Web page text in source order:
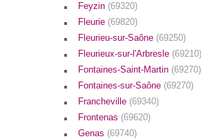
Feyzin (69320)
Fleurie (69820)
Fleurieu-sur-Saône (69250)
Fleurieux-sur-l'Arbresle (69210)
Fontaines-Saint-Martin (69270)
Fontaines-sur-Saône (69270)
Francheville (69340)
Frontenas (69620)
Genas (69740)